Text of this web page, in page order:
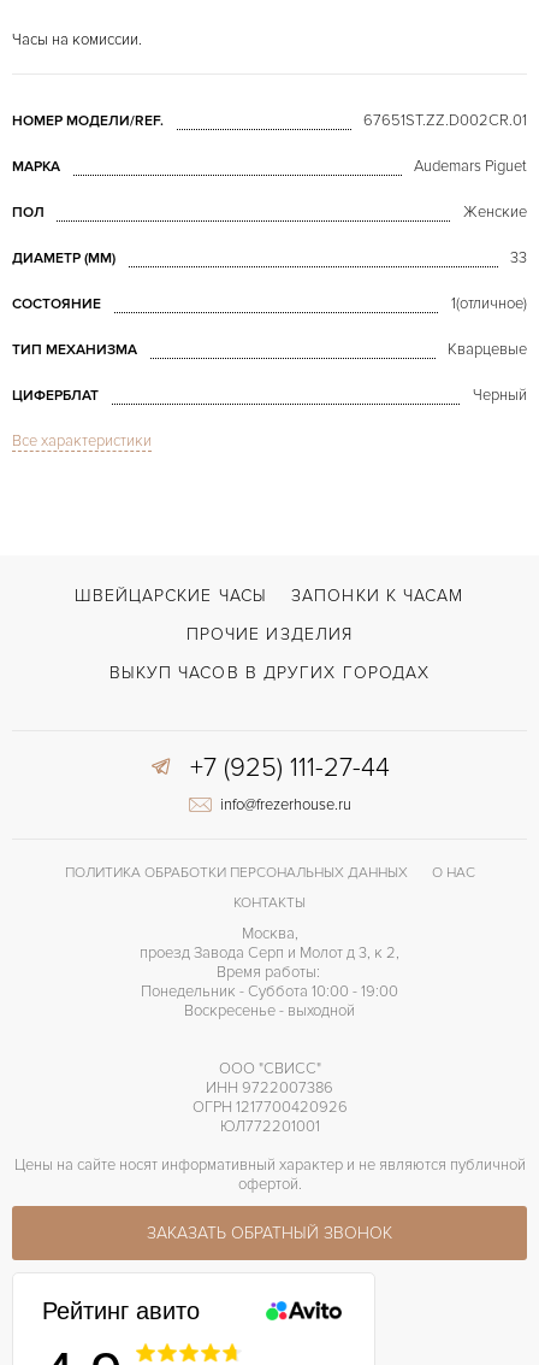
Часы на комиссии.
НОМЕР МОДЕЛИ/REF. 67651ST.ZZ.D002CR.01
МАРКА Audemars Piguet
ПОЛ Женские
ДИАМЕТР (MM) 33
СОСТОЯНИЕ 1(отличное)
ТИП МЕХАНИЗМА Кварцевые
ЦИФЕРБЛАТ Черный
СТЕКЛО
Двойной сложности застежка
Отделка драгоценными камнями
Все характеристики
ШВЕЙЦАРСКИЕ ЧАСЫ
ЗАПОНКИ К ЧАСАМ
ПРОЧИЕ ИЗДЕЛИЯ
ВЫКУП ЧАСОВ В ДРУГИХ ГОРОДАХ
+7 (925) 111-27-44
info@frezerhouse.ru
ПОЛИТИКА ОБРАБОТКИ ПЕРСОНАЛЬНЫХ ДАННЫХ
О НАС
КОНТАКТЫ
Москва,
проезд Завода Серп и Молот д 3, к 2,
Время работы:
Понедельник - Суббота 10:00 - 19:00
Воскресенье - выходной
ООО "СВИСС"
ИНН 9722007386
ОГРН 1217700420926
ЮЛ772201001
Цены на сайте носят информативный характер и не являются публичной
офертой.
ЗАКАЗАТЬ ОБРАТНЫЙ ЗВОНОК
Рейтинг авито